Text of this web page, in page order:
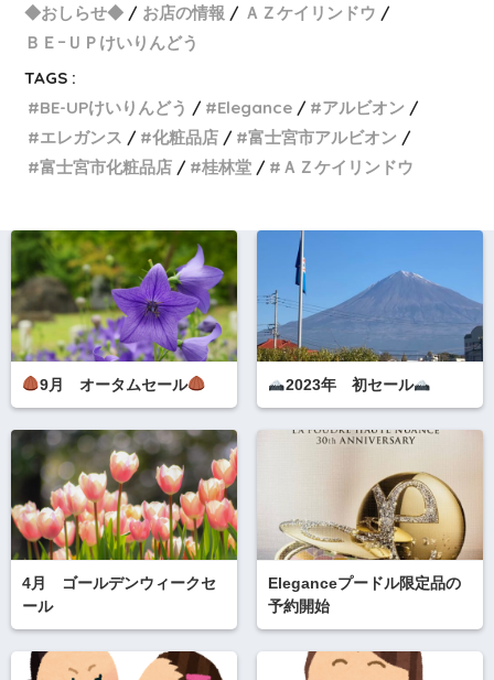
◆おしらせ◆
お店の情報
ＡＺケイリンドウ
ＢＥｰＵＰけいりんどう
TAGS :
BE-UPけいりんどう
Elegance
アルビオン
エレガンス
化粧品店
富士宮市アルビオン
富士宮市化粧品店
桂林堂 ＡＺケイリンドウ
9月 オータムセール 2023年 初セール
4月 ゴールデンウィークセ
ール
Eleganceプードル限定品の
予約開始